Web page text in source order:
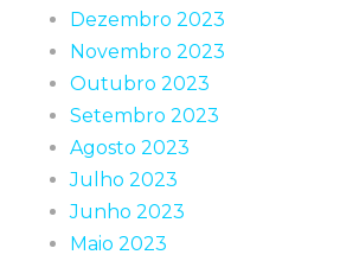
Dezembro 2023
Novembro 2023
Outubro 2023
Setembro 2023
Agosto 2023
Julho 2023
Junho 2023
Maio 2023